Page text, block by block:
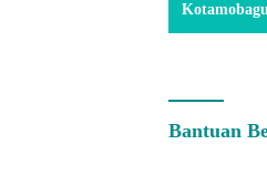
Bantuan